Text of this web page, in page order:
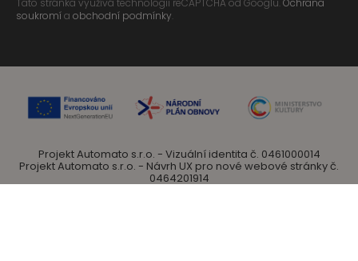
Tato stránka využívá technologii reCAPTCHA od Googlu.Ochrana
soukromía obchodní podmínky.
Projekt Automato s.r.o. - Vizuální identita č. 0461000014
Projekt Automato s.r.o. - Návrh UX pro nové webové stránky č.
0464201914